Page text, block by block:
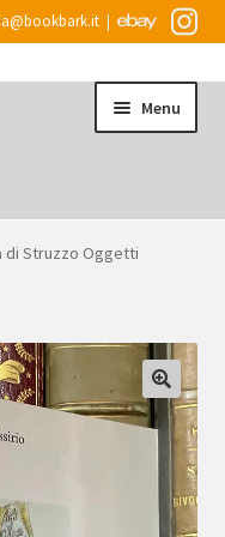
|
Menu
il
menu
child
Espandi
di Struzzo Oggetti